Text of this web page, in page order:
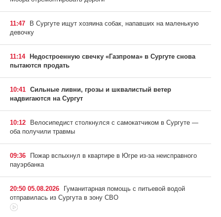
11:47
В Сургуте ищут хозяина собак, напавших на маленькую
девочку
11:14
Недостроенную свечку «Газпрома» в Сургуте снова
пытаются продать
10:41 Сильные ливни, грозы и шквалистый ветер
надвигаются на Сургут
10:12
Велосипедист столкнулся с самокатчиком в Сургуте —
оба получили травмы
09:36
Пожар вспыхнул в квартире в Югре из-за неисправного
пауэрбанка
20:50 05.08.2026
Гуманитарная помощь с питьевой водой
отправилась из Сургута в зону СВО